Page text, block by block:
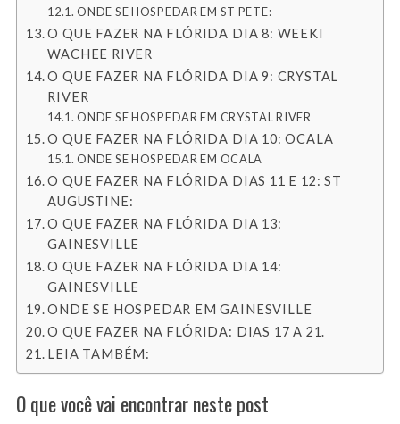
ONDE SE HOSPEDAR EM ST PETE:
O QUE FAZER NA FLÓRIDA DIA 8: WEEKI
WACHEE RIVER
O QUE FAZER NA FLÓRIDA DIA 9: CRYSTAL
RIVER
ONDE SE HOSPEDAR EM CRYSTAL RIVER
O QUE FAZER NA FLÓRIDA DIA 10: OCALA
ONDE SE HOSPEDAR EM OCALA
O QUE FAZER NA FLÓRIDA DIAS 11 E 12: ST
AUGUSTINE:
O QUE FAZER NA FLÓRIDA DIA 13:
GAINESVILLE
O QUE FAZER NA FLÓRIDA DIA 14:
GAINESVILLE
ONDE SE HOSPEDAR EM GAINESVILLE
O QUE FAZER NA FLÓRIDA: DIAS 17 A 21.
LEIA TAMBÉM:
O que você vai encontrar neste post